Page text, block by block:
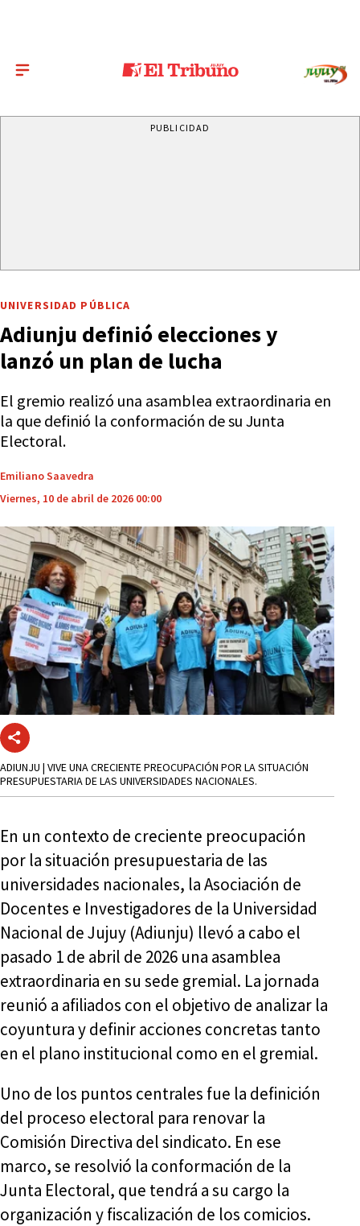
PUBLICIDAD
UNIVERSIDAD PÚBLICA
Adiunju definió elecciones y
lanzó un plan de lucha
El gremio realizó una asamblea extraordinaria en
la que definió la conformación de su Junta
Electoral.
Emiliano Saavedra
Viernes, 10 de abril de 2026 00:00
ADIUNJU | VIVE UNA CRECIENTE PREOCUPACIÓN POR LA SITUACIÓN
PRESUPUESTARIA DE LAS UNIVERSIDADES NACIONALES.
En un contexto de creciente preocupación
por la situación presupuestaria de las
universidades nacionales, la Asociación de
Docentes e Investigadores de la Universidad
Nacional de Jujuy (Adiunju) llevó a cabo el
pasado 1 de abril de 2026 una asamblea
extraordinaria en su sede gremial. La jornada
reunió a afiliados con el objetivo de analizar la
coyuntura y definir acciones concretas tanto
en el plano institucional como en el gremial.
Uno de los puntos centrales fue la definición
del proceso electoral para renovar la
Comisión Directiva del sindicato. En ese
marco, se resolvió la conformación de la
Junta Electoral, que tendrá a su cargo la
organización y fiscalización de los comicios.